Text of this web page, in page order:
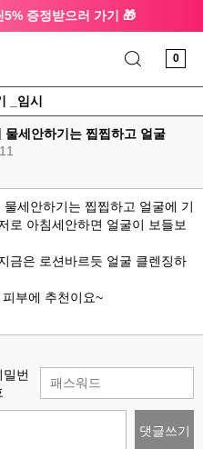
5% 증정받으러 가기 🎁
0
_임시
세안하기는 찝찝하고 얼굴
세안하기는 찝찝하고 얼굴에 기
로 아침세안하면 얼굴이 보들보
금은 로션바르듯 얼굴 클렌징하
부에 추천이요~
밀번
댓글쓰기